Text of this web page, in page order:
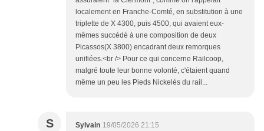
localement en Franche-Comté, en substitution à une
triplette de X 4300, puis 4500, qui avaient eux-
mêmes succédé à une composition de deux
Picassos(X 3800) encadrant deux remorques
unifiées.<br /> Pour ce qui concerne Railcoop,
malgré toute leur bonne volonté, c'étaient quand
même un peu les Pieds Nickelés du rail...
S Sylvain 19/05/2026 21:15